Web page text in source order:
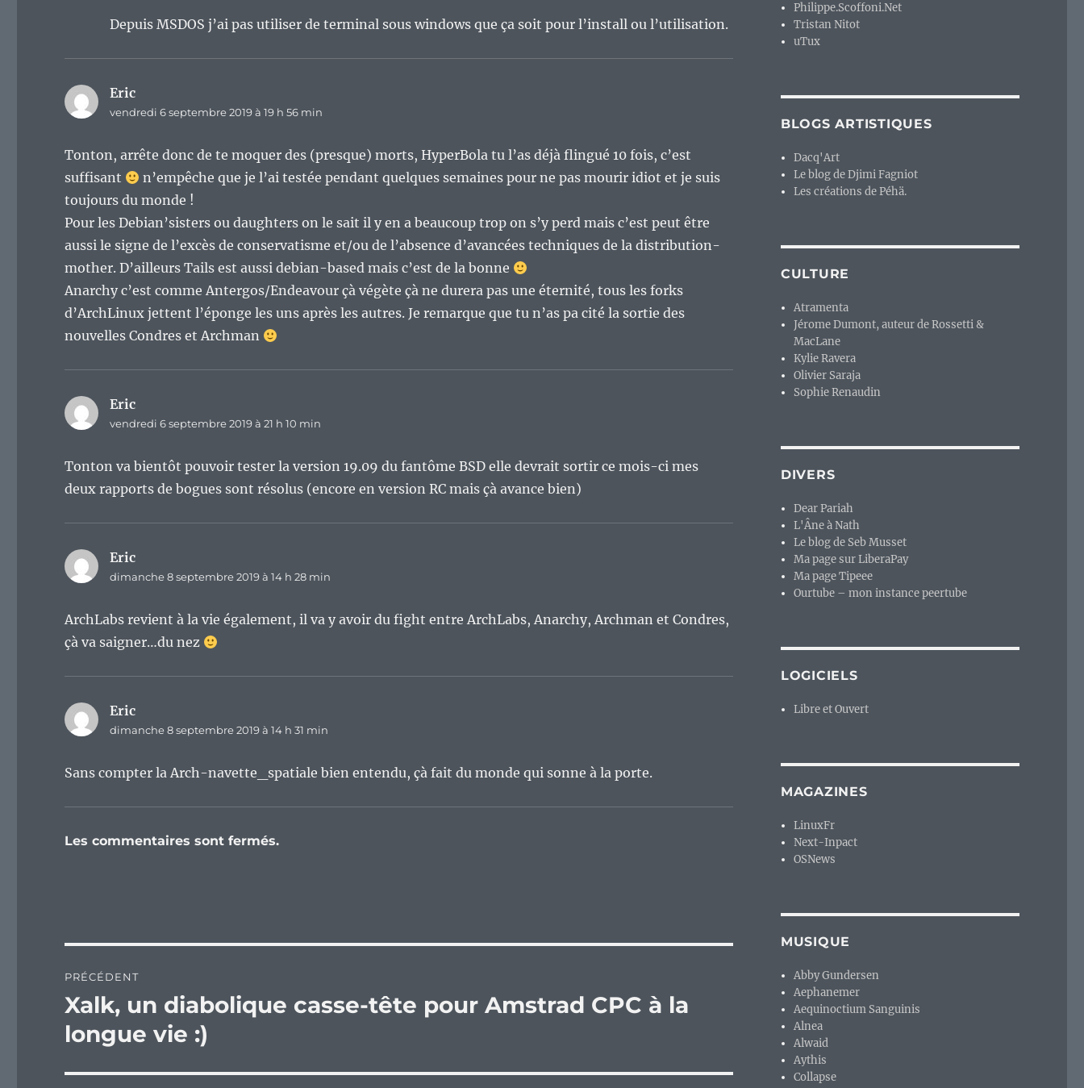
Depuis MSDOS j’ai pas utiliser de terminal sous windows que ça soit pour l’install ou l’utilisation.
Eric
vendredi 6 septembre 2019 à 19 h 56 min
Tonton, arrête donc de te moquer des (presque) morts, HyperBola tu l’as déjà flingué 10 fois, c’est
suffisant
n’empêche que je l’ai testée pendant quelques semaines pour ne pas mourir idiot et je suis
toujours du monde !
Pour les Debian’sisters ou daughters on le sait il y en a beaucoup trop on s’y perd mais c’est peut être
aussi le signe de l’excès de conservatisme et/ou de l’absence d’avancées techniques de la distribution-
mother. D’ailleurs Tails est aussi debian-based mais c’est de la bonne
Anarchy c’est comme Antergos/Endeavour çà végète çà ne durera pas une éternité, tous les forks
d’ArchLinux jettent l’éponge les uns après les autres. Je remarque que tu n’as pa cité la sortie des
nouvelles Condres et Archman
Eric
vendredi 6 septembre 2019 à 21 h 10 min
Tonton va bientôt pouvoir tester la version 19.09 du fantôme BSD elle devrait sortir ce mois-ci mes
deux rapports de bogues sont résolus (encore en version RC mais çà avance bien)
Eric
dimanche 8 septembre 2019 à 14 h 28 min
ArchLabs revient à la vie également, il va y avoir du fight entre ArchLabs, Anarchy, Archman et Condres,
çà va saigner…du nez
Eric
dimanche 8 septembre 2019 à 14 h 31 min
Sans compter la Arch-navette_spatiale bien entendu, çà fait du monde qui sonne à la porte.
Les commentaires sont fermés.
de
l’article
PRÉCÉDENT
Publication
précédente :
Xalk, un diabolique casse-tête pour Amstrad CPC à la
longue vie :)
Philippe.Scoffoni.Net
Tristan Nitot
uTux
BLOGS ARTISTIQUES
Dacq'Art
Le blog de Djimi Fagniot
Les créations de Péhä.
CULTURE
Atramenta
Jérome Dumont, auteur de Rossetti &
MacLane
Kylie Ravera
Olivier Saraja
Sophie Renaudin
DIVERS
Dear Pariah
L'Âne à Nath
Le blog de Seb Musset
Ma page sur LiberaPay
Ma page Tipeee
Ourtube – mon instance peertube
LOGICIELS
Libre et Ouvert
MAGAZINES
LinuxFr
Next-Inpact
OSNews
MUSIQUE
Abby Gundersen
Aephanemer
Aequinoctium Sanguinis
Alnea
Alwaid
Aythis
Collapse